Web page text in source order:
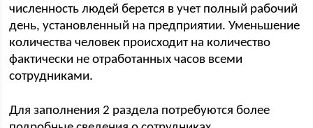
численность людей берется в учет полный рабочий
день, установленный на предприятии. Уменьшение
количества человек происходит на количество
фактически не отработанных часов всеми
сотрудниками.
Для заполнения 2 раздела потребуются более